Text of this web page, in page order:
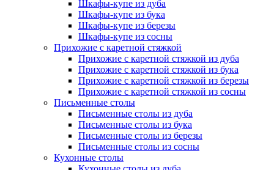
Шкафы-купе из дуба
Шкафы-купе из бука
Шкафы-купе из березы
Шкафы-купе из сосны
Прихожие с каретной стяжкой
Прихожие с каретной стяжкой из дуба
Прихожие с каретной стяжкой из бука
Прихожие с каретной стяжкой из березы
Прихожие с каретной стяжкой из сосны
Письменные столы
Письменные столы из дуба
Письменные столы из бука
Письменные столы из березы
Письменные столы из сосны
Кухонные столы